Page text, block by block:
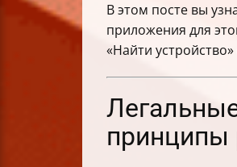
Ограничения и
Различия между
Сервис «Найти
Минимальные
Как настроить
Поиск
Информация на
В этом посте вы
приложения для
«Найти
принципы